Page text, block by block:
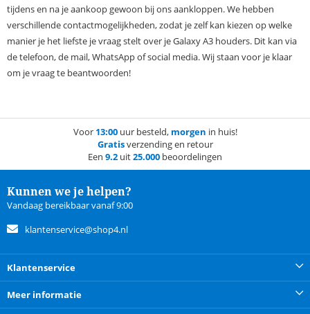
tijdens en na je aankoop gewoon bij ons aankloppen. We hebben
verschillende contactmogelijkheden, zodat je zelf kan kiezen op welke
manier je het liefste je vraag stelt over je Galaxy A3 houders. Dit kan via
de telefoon, de mail, WhatsApp of social media. Wij staan voor je klaar
om je vraag te beantwoorden!
Voor 13:00uur besteld, morgen in huis!
Gratisverzending en retour
Een 9.2 uit25.000 beoordelingen
Kunnen we je helpen?
Vandaag bereikbaar vanaf 9:00
klantenservice@shop4.nl
Klantenservice
Meer informatie